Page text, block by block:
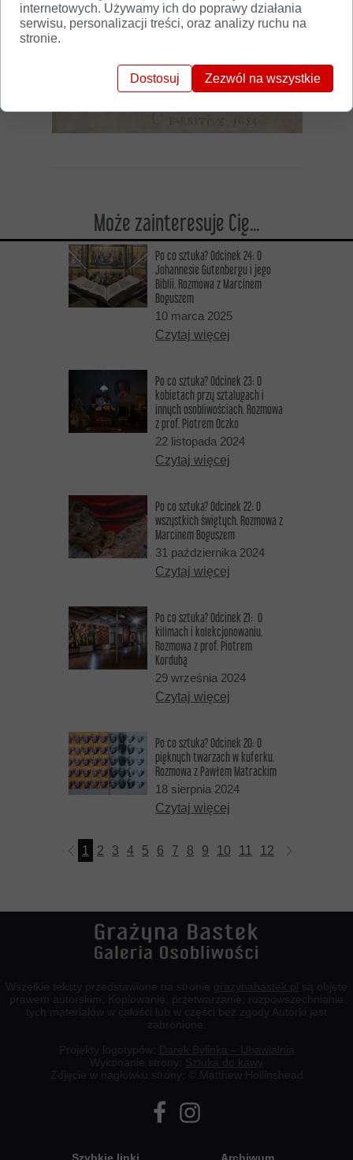
Po co sztuka? Odcinek 24: O
Johannesie Gutenbergu i jego
Biblii. Rozmowa z Marcinem
Boguszem
10 marca 2025
Czytaj więcej
Po co sztuka? Odcinek 23: O
kobietach przy sztalugach i
innych osobliwościach. Rozmowa
z prof. Piotrem Oczko
22 listopada 2024
Czytaj więcej
Po co sztuka? Odcinek 22: O
wszystkich świętych. Rozmowa z
Marcinem Boguszem
31 października 2024
Czytaj więcej
Po co sztuka? Odcinek 21: O
kilimach i kolekcjonowaniu.
Rozmowa z prof. Piotrem
Kordubą
29 września 2024
Czytaj więcej
Po co sztuka? Odcinek 20: O
pięknych twarzach w kuferku.
Rozmowa z Pawłem Matrackim
18 sierpnia 2024
Czytaj więcej
1 2 3 4 5 6 7 8 9 10 11 12 13
Może zainteresuje Cię...
internetowych. Używamy ich do poprawy działania
serwisu, personalizacji treści, oraz analizy ruchu na
stronie.
Dostosuj Zezwól na wszystkie